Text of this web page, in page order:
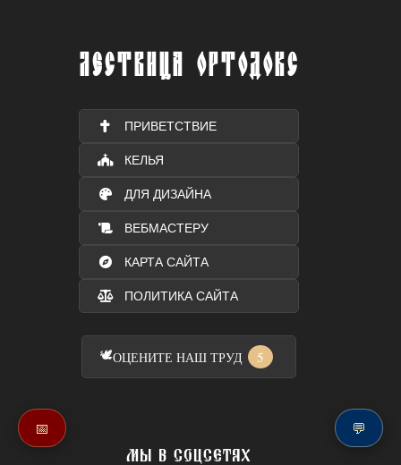
ЛЕСТВИЦА ОРТОДОКС
ПРИВЕТСТВИЕ
КЕЛЬЯ
ДЛЯ ДИЗАЙНА
ВЕБМАСТЕРУ
КАРТА САЙТА
ПОЛИТИКА САЙТА
🕊️ОЦЕНИТЕ НАШ ТРУД 5
МЫ В СОЦСЕТЯХ
📅 💬